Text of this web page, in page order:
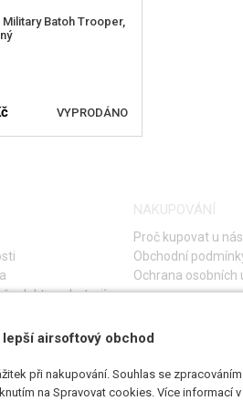
Military Batoh Trooper,
VYPRODÁNO
elektro a baterií
NAKUPOVÁNÍ
Proč kupovat u
Obchodní
Ochrana osobních
lepší airsoftový obchod
při nakupování. Souhlas se
na Spravovat cookies. Více informací v